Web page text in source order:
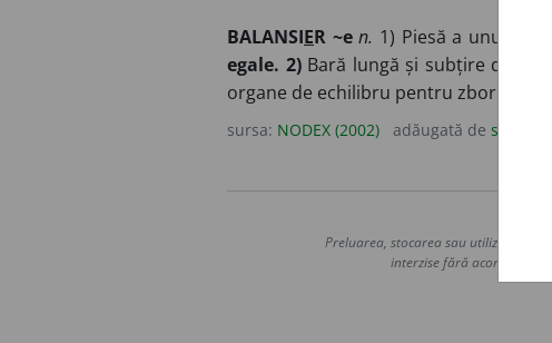
BALANSIER ~e n. 1) Piesă a unui
egale. 2)Bară lungă și subțire de
organe de echilibru pentru zbor la
sursa: NODEX (2002) adăugată de siveco
Preluarea, stocarea sau utilizarea
interzise fără acordul